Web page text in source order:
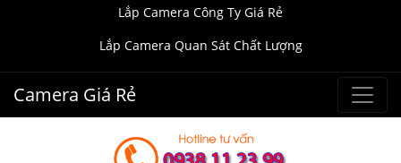
Lắp Camera Công Ty Giá Rẻ
Lắp Camera Quan Sát Chất Lượng
Camera Giá Rẻ